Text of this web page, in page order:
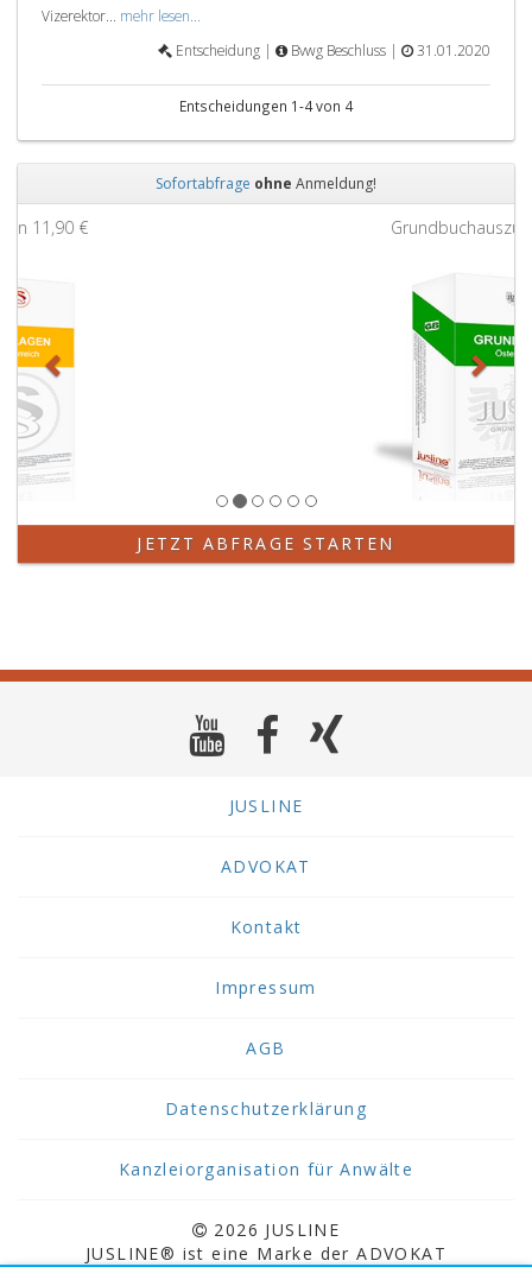
Vizerektor... mehr lesen...
Entscheidung |
Bvwg Beschluss | 31.01.2020
Entscheidungen 1-4 von 4
Sofortabfrage ohne Anmeldung!
11,90 €
Zurück
JETZT ABFRAGE STARTEN
JUSLINE
ADVOKAT
Kontakt
Impressum
AGB
Datenschutzerklärung
Kanzleiorganisation für Anwälte
2026 JUSLINE
JUSLINE® ist eine Marke der ADVOKAT